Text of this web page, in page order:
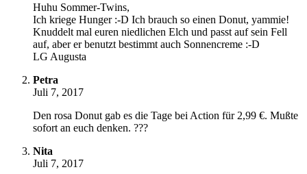
Huhu Sommer-Twins,
Ich kriege Hunger :-D Ich brauch so einen Donut, yammie!
Knuddelt mal euren niedlichen Elch und passt auf sein Fell
auf, aber er benutzt bestimmt auch Sonnencreme :-D
LG Augusta
Petra
Juli 7, 2017
Den rosa Donut gab es die Tage bei Action für 2,99 €. Mußte
sofort an euch denken. ???
Nita
Juli 7, 2017